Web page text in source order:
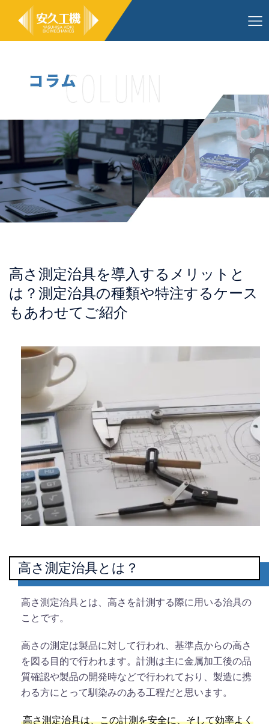
ッ
プ
高さ測定治具を導入するメリットと
は？測定治具の種類や特注するケース
もあわせてご紹介
高さ測定治具とは？
高さ測定治具とは、高さを計測する際に用いる治具の
ことです。
高さの測定は製品に対して行われ、基準点からの高さ
を図る目的で行われます。計測は主に金属加工後の品
質確認や製品の開発時などで行われており、製造に携
わる方にとって馴染みのある工程だと思います。
高さ測定治具は、この計測を安全に、そして効率よく